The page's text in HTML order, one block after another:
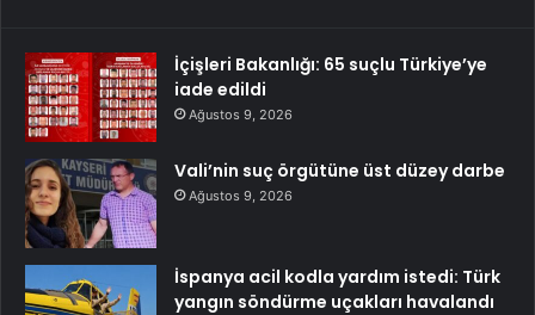
İçişleri Bakanlığı: 65 suçlu Türkiye’ye
iade edildi
Ağustos 9, 2026
Vali’nin suç örgütüne üst düzey darbe
Ağustos 9, 2026
İspanya acil kodla yardım istedi: Türk
yangın söndürme uçakları havalandı